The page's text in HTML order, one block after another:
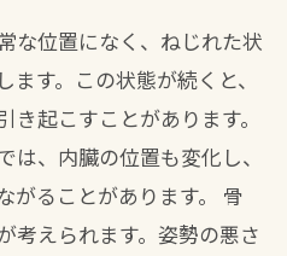
な位置になく、ねじれた状
す。この状態が続くと、
起こすことがあります。
は、内臓の位置も変化し、
がることがあります。 骨
考えられます。姿勢の悪さ